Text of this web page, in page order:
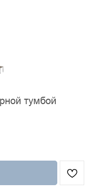
тумбой